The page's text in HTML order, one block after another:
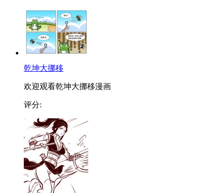
乾坤大挪移
欢迎观看乾坤大挪移漫画
评分: